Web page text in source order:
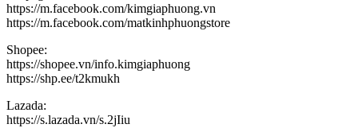
https://m.facebook.com/kimgiaphuong.vn
https://m.facebook.com/matkinhphuongstore
Shopee:
https://shopee.vn/info.kimgiaphuong
https://shp.ee/t2kmukh
Lazada:
https://s.lazada.vn/s.2jIiu